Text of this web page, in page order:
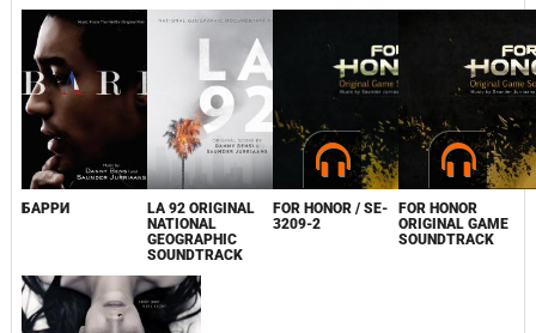
БАРРИ
LA 92 ORIGINAL
NATIONAL
GEOGRAPHIC
SOUNDTRACK
FOR HONOR / SE-
3209-2
FOR HONOR
ORIGINAL GAME
SOUNDTRACK